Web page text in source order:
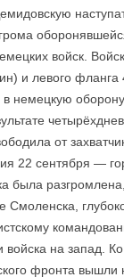
войск.
и левого фланга
в немецкую
от
22 сентября —
была
Смоленска,
войска на запад.
фронта вышли